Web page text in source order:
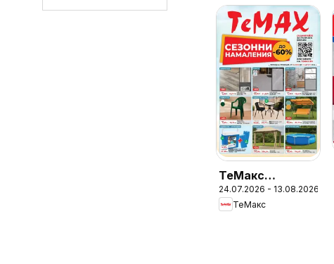
ТеMакс
брошура -
Сезонни
24.07.2026 - 13.08.2026
ТеMакс